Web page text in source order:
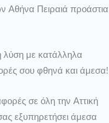
Αθήνα Πειραιά προάστια
λύση με κατάλληλα
σου φθηνά και άμεσα!
σε όλη την Αττική
εξυπηρετήσει άμεσα